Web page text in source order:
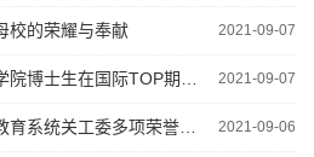
2021-09-07
校的荣耀与奉献
2021-09-07
2021-09-06